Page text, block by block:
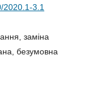
2020.1-3.1
заміна
безумовна